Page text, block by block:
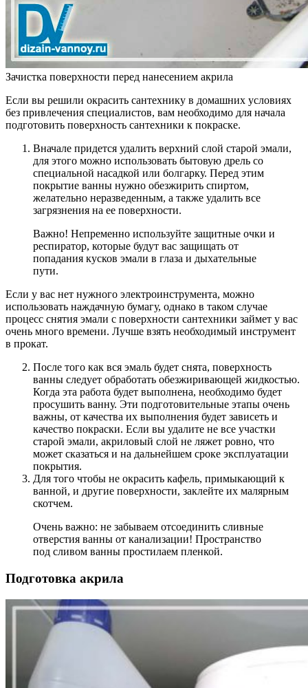
Зачистка поверхности перед нанесением акрила
Если вы решили окрасить сантехнику в домашних условиях
без привлечения специалистов, вам необходимо для начала
подготовить поверхность сантехники к покраске.
Вначале придется удалить верхний слой старой эмали,
для этого можно использовать бытовую дрель со
специальной насадкой или болгарку. Перед этим
покрытие ванны нужно обезжирить спиртом,
желательно неразведенным, а также удалить все
загрязнения на ее поверхности.
Важно! Непременно используйте защитные очки и
респиратор, которые будут вас защищать от
попадания кусков эмали в глаза и дыхательные
пути.
Если у вас нет нужного электроинструмента, можно
использовать наждачную бумагу, однако в таком случае
процесс снятия эмали с поверхности сантехники займет у вас
очень много времени. Лучше взять необходимый инструмент
в прокат.
После того как вся эмаль будет снята, поверхность
ванны следует обработать обезжиривающей жидкостью.
Когда эта работа будет выполнена, необходимо будет
просушить ванну. Эти подготовительные этапы очень
важны, от качества их выполнения будет зависеть и
качество покраски. Если вы удалите не все участки
старой эмали, акриловый слой не ляжет ровно, что
может сказаться и на дальнейшем сроке эксплуатации
покрытия.
Для того чтобы не окрасить кафель, примыкающий к
ванной, и другие поверхности, заклейте их малярным
скотчем.
Очень важно: не забываем отсоединить сливные
отверстия ванны от канализации! Пространство
под сливом ванны простилаем пленкой.
Подготовка акрила